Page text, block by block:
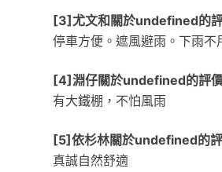
[3]尤文和關於undefined的評
停車方便。遮風避雨。下雨不
[4]淵仔關於undefined的評價
有大鐵棚，不怕風雨
[5]依杉林關於undefined的評
真誠自然舒適